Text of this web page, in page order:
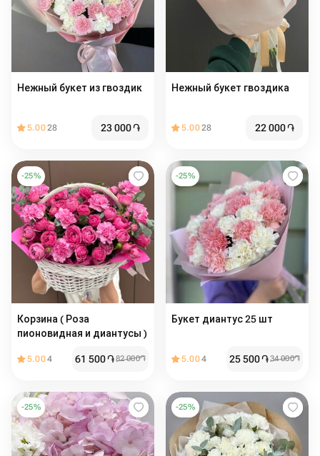
Нежный букет из гвоздик
5.0028 23 000֏
Нежный букет гвоздика
5.0028 22 000֏
-25%
Корзина ( Роза
пионовидная и диантусы )
5.004 61 500֏82 000֏
-25%
Букет диантус 25 шт
5.004 25 500֏34 000֏
-25% -25%